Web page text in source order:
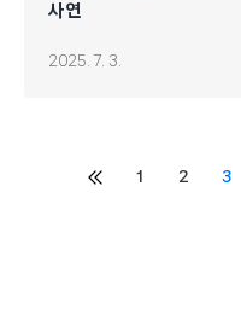
사연
2025. 7. 3.
Posts이전
1 2 3